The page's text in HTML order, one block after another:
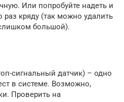
Или попробуйте надеть и
раз кряду (так можно удалить
большой).
сигнальный датчик) – одно
в системе. Возможно,
Проверить на